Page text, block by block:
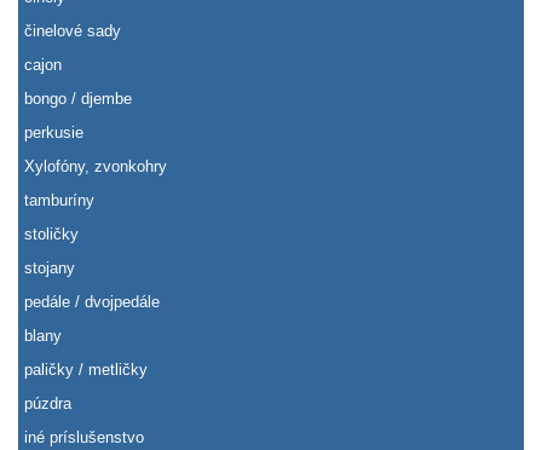
činelové sady
cajon
bongo / djembe
perkusie
Xylofóny, zvonkohry
tamburíny
stoličky
stojany
pedále / dvojpedále
blany
paličky / metličky
púzdra
iné príslušenstvo